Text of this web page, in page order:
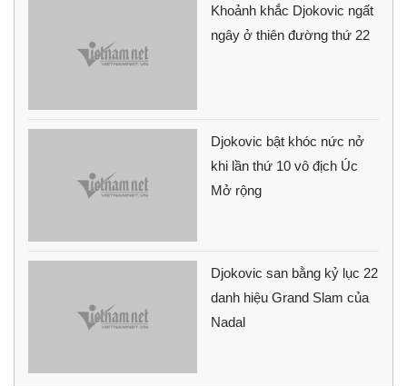
Khoảnh khắc Djokovic ngất
ngây ở thiên đường thứ 22
Djokovic bật khóc nức nở
khi lần thứ 10 vô địch Úc
Mở rộng
Djokovic san bằng kỷ lục 22
danh hiệu Grand Slam của
Nadal